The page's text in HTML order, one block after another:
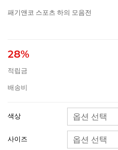
패기앤코 스포츠 하의 모음전
28%
적립금
배송비
색상
사이즈